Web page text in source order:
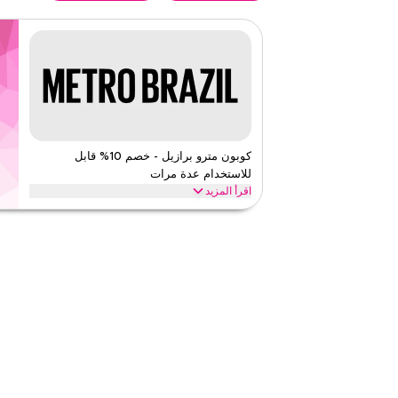
كوبون مترو برازيل - خصم 10% قابل
للاستخدام عدة مرات
اقرأ المزيد
استمتع بخصم يصل إلى 10% مع مترو